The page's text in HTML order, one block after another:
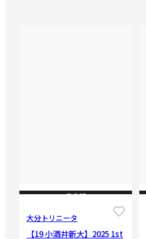
CLOSE
大分トリニータ
【19 小酒井新大】2025 1st